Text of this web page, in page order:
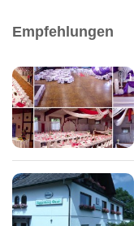
Empfehlungen